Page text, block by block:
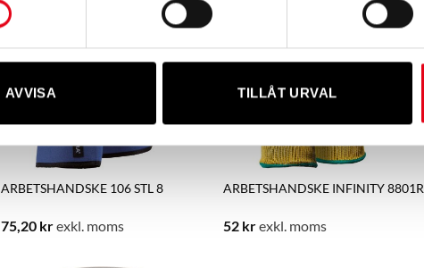
AVVISA TILLÅT URVAL
ARBETSHANDSKE 106 STL 8
75,20 krexkl. moms
ARBETSHANDSKE INFINITY 8801R
52 krexkl. moms